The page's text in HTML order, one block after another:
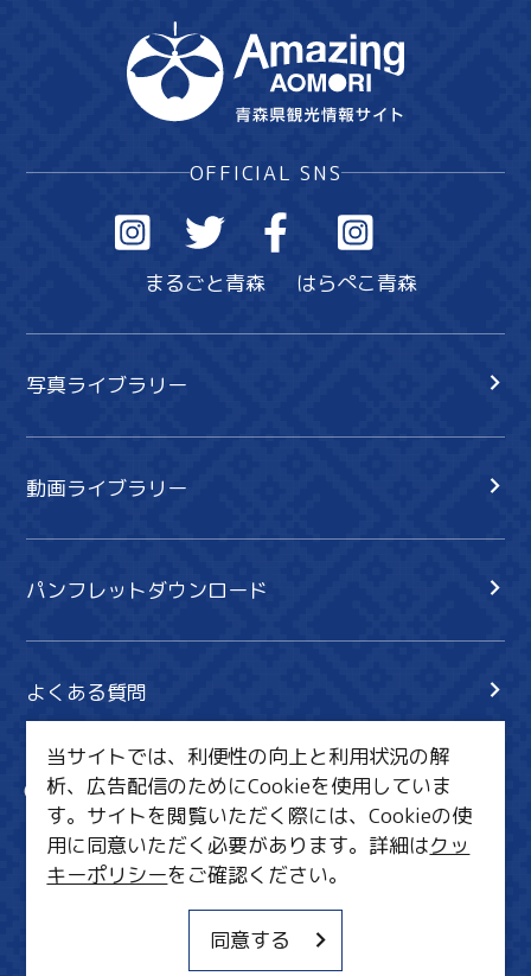
OFFICIAL SNS
まるごと青森 はらぺこ青森
写真ライブラリー
動画ライブラリー
パンフレットダウンロード
よくある質問
サイト内検索
共有
行きたいリスト
MICE・教育・観光事業者の皆様へ
当サイトでは、利便性の向上と利用状況の解
析、広告配信のためにCookieを使用していま
す。サイトを閲覧いただく際には、Cookieの使
用に同意いただく必要があります。詳細はクッ
キーポリシーをご確認ください。
同意する